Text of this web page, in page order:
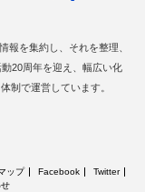
報を集約し、それを整理、
20周年を迎え、幅広い化
制で運営しています。
ップ Facebook
Twitter